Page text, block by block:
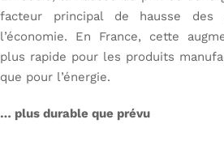
facteur principal de hausse
l’économie. En France, cette
plus rapide pour les produits
que pour l’énergie.
… plus durable que prévu